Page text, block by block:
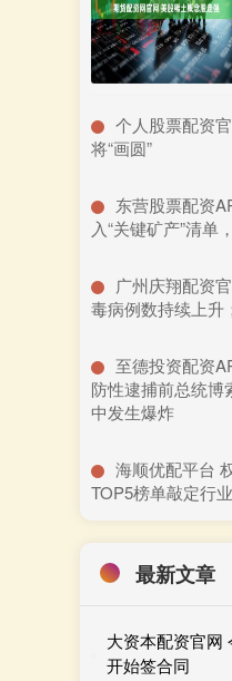
个人股票配资
将“画圆”
东营股票配资
入“关键矿产”清单
广州庆翔配资
毒病例数持续上升
至德投资配资
防性逮捕前总统博
中发生爆炸
海顺优配平台
TOP5榜单敲定行
最新文章
大资本配资官网
开始签合同